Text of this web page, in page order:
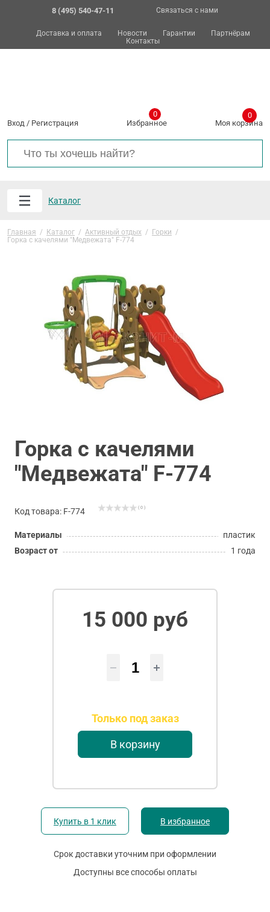
8 (495) 540-47-11 Связаться с нами
Доставка и оплата Новости Гарантии
Партнёрам
Контакты
Вход / Регистрация Избранное
0
Моя корзина
0
Каталог
Главная / Каталог / Активный отдых / Горки /
Горка с качелями "Медвежата" F-774
Горка с качелями
"Медвежата" F-774
Код товара: F-774 ( 0 )
Материалы
пластик
Возраст от
1 года
15 000 руб
Только под заказ
В корзину
Купить в 1 клик В избранное
Срок доставки уточним при оформлении
Доступны все способы оплаты